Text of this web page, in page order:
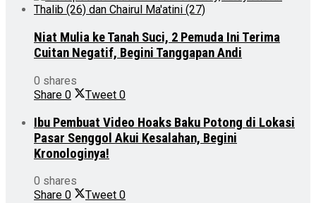
Niat Mulia ke Tanah Suci, 2 Pemuda Ini Terima
Cuitan Negatif, Begini Tanggapan Andi
0 shares
Share 0 Tweet 0
Ibu Pembuat Video Hoaks Baku Potong di Lokasi
Pasar Senggol Akui Kesalahan, Begini
Kronologinya!
0 shares
Share 0 Tweet 0